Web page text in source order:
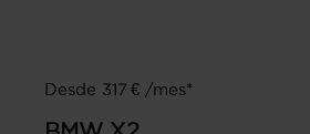
Desde 317 € /mes*